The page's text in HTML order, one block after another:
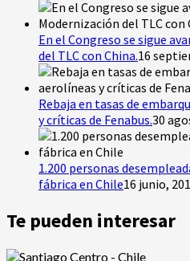
En el Congreso se sigue
del TLC con China.16
Rebaja en tasas de
y críticas de Fenabus.30
1.200 personas
fábrica en Chile16 junio,
Te pueden interesar